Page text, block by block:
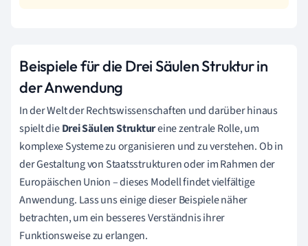
Beispiele für die Drei Säulen Struktur in
der Anwendung
In der Welt der Rechtswissenschaften und darüber hinaus
spielt dieDrei Säulen Struktureine zentrale Rolle, um
komplexe Systeme zu organisieren und zu verstehen. Ob in
der Gestaltung von Staatsstrukturen oder im Rahmen der
Europäischen Union – dieses Modell findet vielfältige
Anwendung. Lass uns einige dieser Beispiele näher
betrachten, um ein besseres Verständnis ihrer
Funktionsweise zu erlangen.